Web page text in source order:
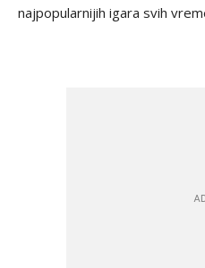
najpopularnijih igara svih